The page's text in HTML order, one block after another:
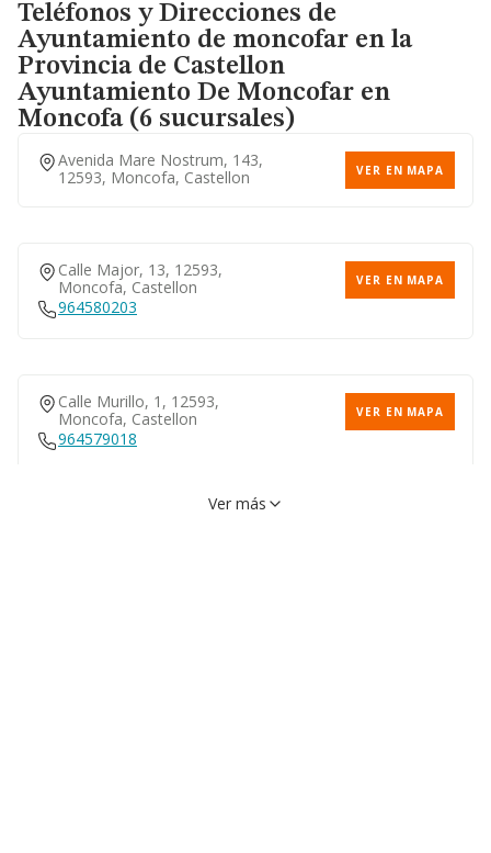
Teléfonos y Direcciones de
Ayuntamiento de moncofar en la
Provincia de Castellon
Ayuntamiento De Moncofar en
Moncofa (6 sucursales)
Avenida Mare Nostrum, 143,
12593, Moncofa, Castellon
VER EN MAPA
Calle Major, 13, 12593,
Moncofa, Castellon
VER EN MAPA
964580203
Calle Murillo, 1, 12593,
Moncofa, Castellon
VER EN MAPA
964579018
Ver más